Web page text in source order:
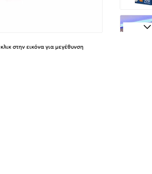
κλικ στην εικόνα για μεγέθυνση